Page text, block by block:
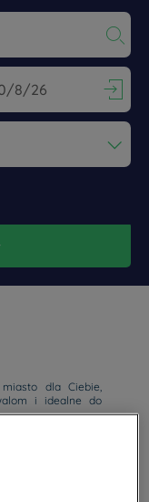
and select a
backward to interact
dla Ciebie,
i idealne do